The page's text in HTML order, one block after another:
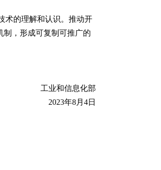
术的理解和认识。推动开
制，形成可复制可推广的
工业和信息化部
2023年8月4日